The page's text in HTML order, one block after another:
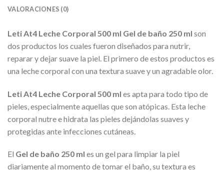
VALORACIONES (0)
Leti At4 Leche Corporal 500 ml Gel de baño 250 ml son
dos productos los cuales fueron diseñados para nutrir,
reparar y dejar suave la piel. El primero de estos productos es
una leche corporal con una textura suave y un agradable olor.
Leti At4 Leche Corporal 500 ml es apta para todo tipo de
pieles, especialmente aquellas que son atópicas. Esta leche
corporal nutre e hidrata las pieles dejándolas suaves y
protegidas ante infecciones cutáneas.
El Gel de baño 250 ml es un gel para limpiar la piel
diariamente al momento de tomar el baño, su textura es